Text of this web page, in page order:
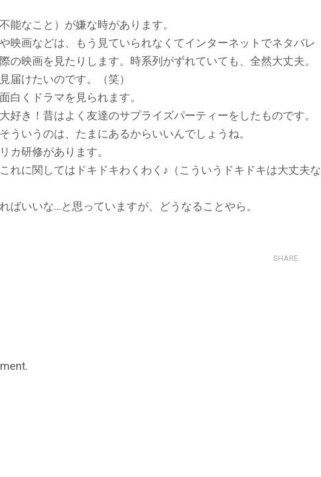
能なこと）が嫌な時があります。
映画などは、もう見ていられなくてインターネットでネタバレ
の映画を見たりします。時系列がずれていても、全然大丈夫。
届けたいのです。（笑）
白くドラマを見られます。
好き！昔はよく友達のサプライズパーティーをしたものです。
ういうのは、たまにあるからいいんでしょうね。
カ研修があります。
れに関してはドキドキわくわく♪（こういうドキドキは大丈夫な
ばいいな…と思っていますが、どうなることやら。
SHARE